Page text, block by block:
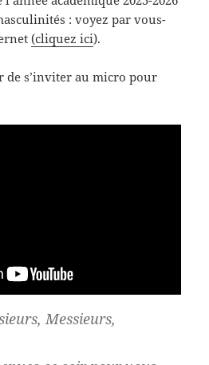
: voyez par vous-
(cliquez ici).
de s’inviter au micro pour
Messieurs,